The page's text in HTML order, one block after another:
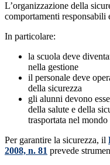
L’organizzazione della
comportamenti responsabili
In particolare:
la scuola deve
nella gestione
il personale deve
della sicurezza
gli alunni devono
della salute e della
trasportata nel
Per garantire la sicurezza, il
2008, n. 81 prevede